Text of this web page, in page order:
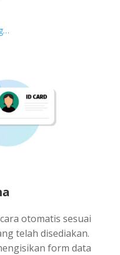
otomatis sesuai
telah disediakan.
form data